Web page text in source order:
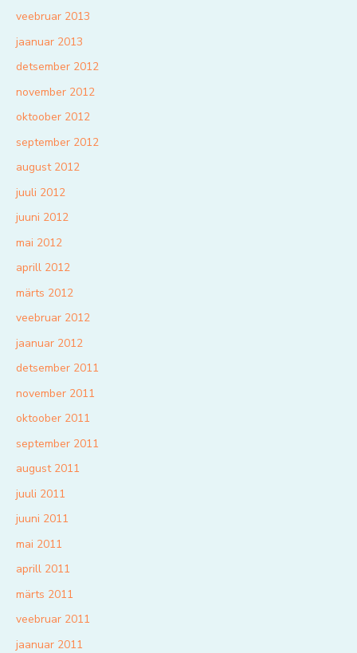
veebruar 2013
jaanuar 2013
detsember 2012
november 2012
oktoober 2012
september 2012
august 2012
juuli 2012
juuni 2012
mai 2012
aprill 2012
märts 2012
veebruar 2012
jaanuar 2012
detsember 2011
november 2011
oktoober 2011
september 2011
august 2011
juuli 2011
juuni 2011
mai 2011
aprill 2011
märts 2011
veebruar 2011
jaanuar 2011